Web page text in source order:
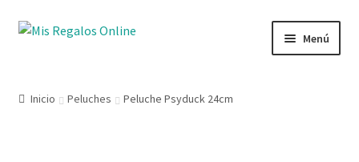
Menú
Inicio Peluches Peluche Psyduck 24cm